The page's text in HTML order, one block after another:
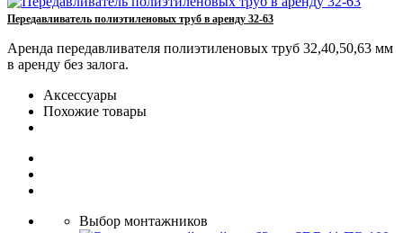
Передавливатель полиэтиленовых труб в аренду 32-63
Аренда передавливателя полиэтиленовых труб 32,40,50,63 мм
в аренду без залога.
Аксессуары
Похожие товары
Выбор монтажников